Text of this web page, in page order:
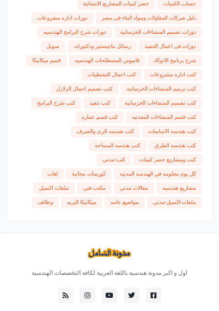
حساب الكميات حصر كميات المشاريع الانشائية
دليل شركات المقاولات ومواد البناء فى مصر دورات اداره مشروعات
دورات تصميم المنشاءات الخرسانية دورات شرح البرامج الهندسيه
دورات فى اعمال التنفيذ رسائل ماجيستير ودكتوراه، سويل
شرح برنامج الاتوكاد قاموس المصطلحات الهندسيه قسم ميكانيكا
كتب اداره مشروعات كتب اعمال التشطيبات
كتب ترميم المنشاءات الخرسانيه كتب تصميم احمال الزلازل
كتب تصميم المنشاءات الخرسانيه كتب تنفيذ كتب شرح البرامج
كتب قسم المنشاءات المعدنيه كتب قسم عماره
كتب هندسه الاساسات كتب هندسه الرى والصرف
كتب هندسه الطرق كتب هندسه المساحه
كتب ومشاريع حصر كميات كتب-مدني
كل يوم معلومه في الهندسه المدنيه كورسات مجانية لغات
مشاريع هندسيه مقالات مدني مكتب فني ملفات اكسيل
ملفات-اكسيل-مدني مواضيع عامه ميكانيكا التربه وظائف
اول و اكبر مدونة هندسية باللغة العربية لكافة التخصصات الهندسية